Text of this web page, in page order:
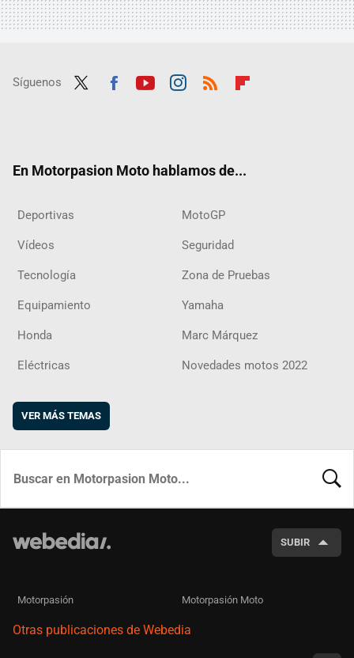
Síguenos
En Motorpasion Moto hablamos de...
Deportivas MotoGP
Vídeos Seguridad
Tecnología Zona de Pruebas
Equipamiento Yamaha
Honda Marc Márquez
Eléctricas Novedades motos 2022
VER MÁS TEMAS
SUBIR
Motorpasión Motorpasión Moto
Otras publicaciones de Webedia